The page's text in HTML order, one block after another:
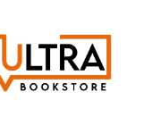
|